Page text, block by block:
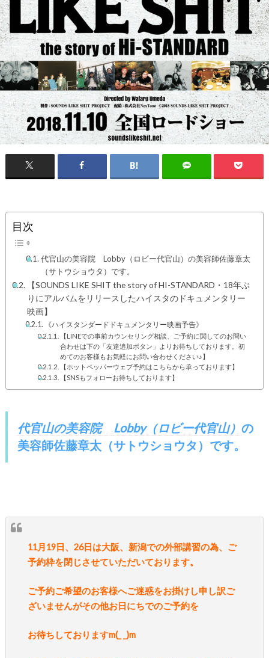
目次
代官山の美容院 Lobby（ロビー代官山）の美容師佐藤章太
（サトウショウタ）です。
【SOUNDS LIKE SHIT the story of HI-STANDARD・18年ぶ
りにアルバムをリリースしたハイスタのドキュメンタリー
映画】
《ハイスタンダードドキュメンタリー映画予告》
【LINEでの事前カウンセリング相談、ご予約に関してのお問い
合わせは下の「友達追加ボタン」よりお待ちしております。初
めてのお客様もお気軽にお問い合わせください♪】
【ホットペッパーウェブ予約はこちらから承っております】
【SNSもフォローお待ちしております】
代官山の美容院 Lobby（ロビー代官山） の
美容師佐藤章太（サトウショウタ） です。
11月19日、26日は大阪、新潟での外部講習の為、ご
予約枠を閉じさせていただいております。
ご予約ご希望のお客様へご迷惑をお掛けし申し訳ご
ざいませんがその他お日にちでのご予約を
お待ちしておりますm(_ _)m